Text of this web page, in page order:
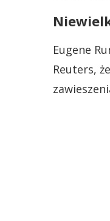
Eugene
Reuters,